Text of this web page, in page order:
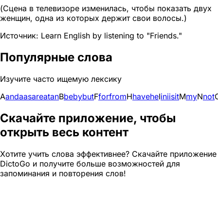
(Сцена в телевизоре изменилась, чтобы показать двух
женщин, одна из которых держит свои волосы.)
Источник: Learn English by listening to "Friends."
Популярные слова
Изучите часто ищемую лексику
AandaasareatanBbebybutFforfromHhaveheIiniisitMmyNnot
Скачайте приложение, чтобы
открыть весь контент
Хотите учить слова эффективнее? Скачайте приложение
DictoGo и получите больше возможностей для
запоминания и повторения слов!